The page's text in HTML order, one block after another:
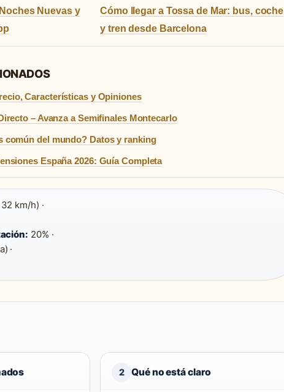
Nuevas y
Cómo llegar a Tossa de Mar: bus, coche
y tren desde Barcelona
Características y Opiniones
– Avanza a Semifinales Montecarlo
común del mundo? Datos y ranking
España 2026: Guía Completa
km/h) ·
20% ·
·
2 Qué no está claro